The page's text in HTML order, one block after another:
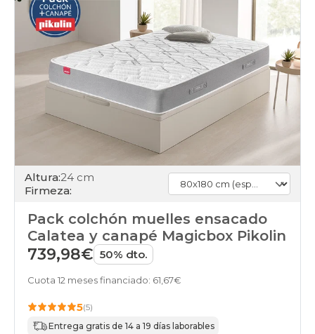
Altura:24 cm
Firmeza:
Pack colchón muelles ensacado
Calatea y canapé Magicbox Pikolin
739,98€ 50% dto.
Cuota 12 meses financiado: 61,67€
5(5)
Entrega gratis de 14 a 19 días laborables